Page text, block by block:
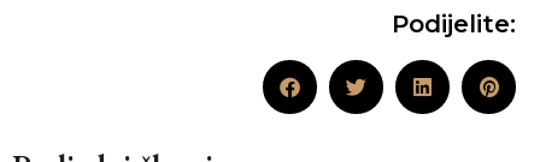
Podijelite: